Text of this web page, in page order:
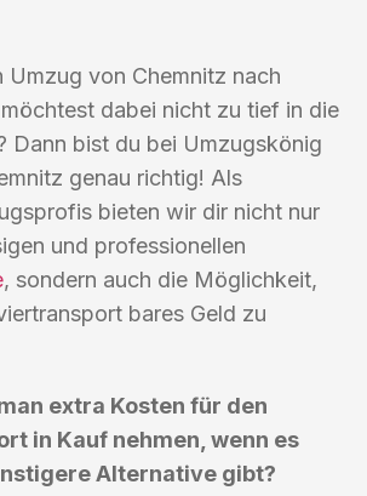
Umzug von Chemnitz nach
dabei nicht zu tief in die
Dann bist du bei Umzugskönig
genau richtig! Als
bieten wir dir nicht nur
und professionellen
, sondern auch die Möglichkeit,
bares Geld zu
extra Kosten für den
in Kauf nehmen, wenn es
Alternative gibt?